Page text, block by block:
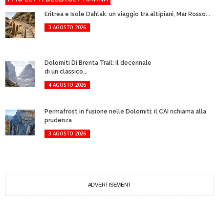
Eritrea e Isole Dahlak: un viaggio tra altipiani, Mar Rosso...
3 AGOSTO 2026
Dolomiti Di Brenta Trail: il decennale
di un classico...
4 AGOSTO 2026
Permafrost in fusione nelle Dolomiti: il CAI richiama alla
prudenza
3 AGOSTO 2026
ADVERTISEMENT